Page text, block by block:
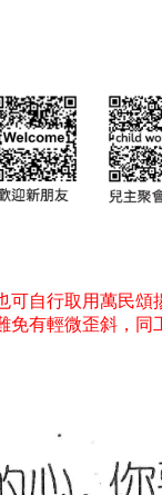
可自行取用萬民頌
免有輕微歪斜，同